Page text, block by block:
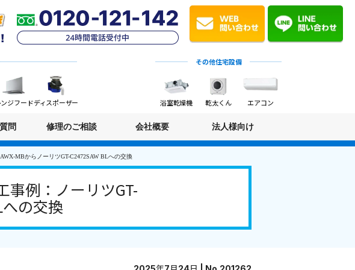
ンジフードディスポーザー
その他住宅設備
浴室乾燥機 乾太くん エアコン
問 修理のご相談 会社概要 法人様向け
MBからノーリツGT-C2472SAW BLへの交換
事例：ノーリツGT-
の交換